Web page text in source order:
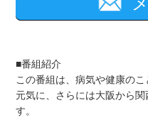
■番組紹介
この番組は、病気や健康の
元気に、さらには大阪から
す。